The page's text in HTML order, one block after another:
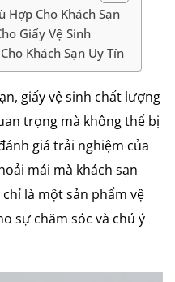
Hợp Cho Khách Sạn
Giấy Vệ Sinh
Khách Sạn Uy Tín
giấy vệ sinh chất lượng
trọng mà không thể bị
giá trải nghiệm của
mái mà khách sạn
là một sản phẩm vệ
sự chăm sóc và chú ý